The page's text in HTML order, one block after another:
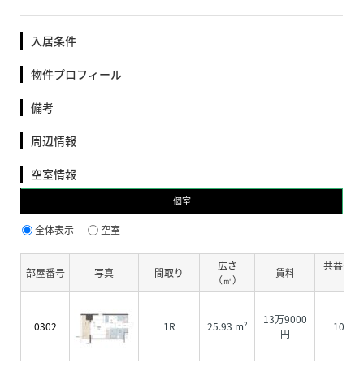
入居条件
物件プロフィール
備考
周辺情報
空室情報
個室
全体表示 空室
部屋番号 写真 間取り
広さ
（㎡）
賃料
共益費
0302 1R 25.93 m²
13万9000
円